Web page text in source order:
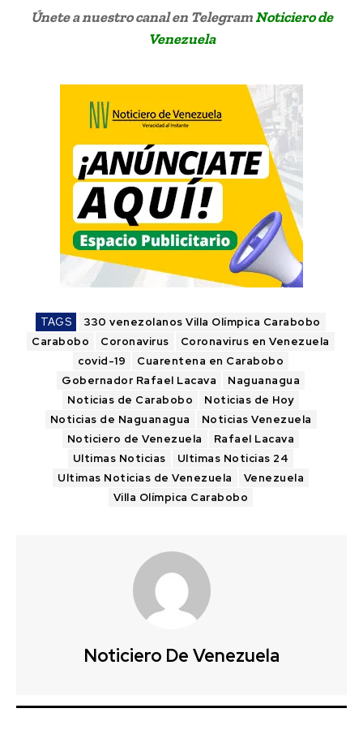
Únete a nuestro canal en TelegramNoticiero de
Venezuela
TAGS
330 venezolanos Villa Olímpica Carabobo
Carabobo
Coronavirus
Coronavirus en Venezuela
covid-19
Cuarentena en Carabobo
Gobernador Rafael Lacava
Naguanagua
Noticias de Carabobo
Noticias de Hoy
Noticias de Naguanagua
Noticias Venezuela
Noticiero de Venezuela
Rafael Lacava
Ultimas Noticias
Ultimas Noticias 24
Ultimas Noticias de Venezuela
Venezuela
Villa Olímpica Carabobo
Noticiero De Venezuela